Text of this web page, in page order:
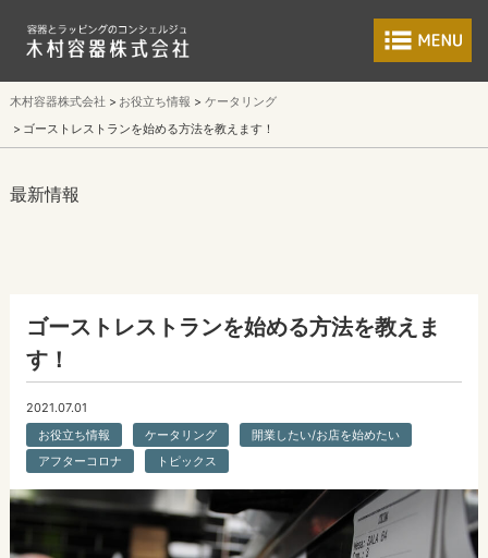
食品包装容器と
木村容器株式会社 お役立ち情報
ケータリング
ゴーストレストランを始める方法を教えます！
最新情報
ゴーストレストランを始める方法を教えま
す！
2021.07.01
お役立ち情報
ケータリング
開業したい/お店を始めたい
アフターコロナ
トピックス